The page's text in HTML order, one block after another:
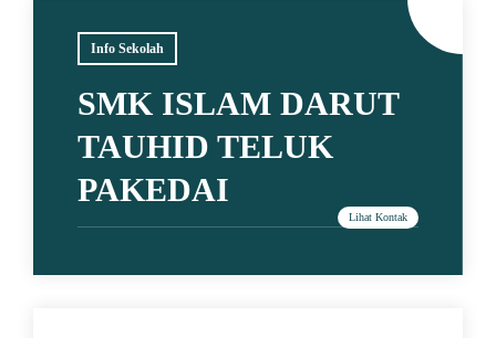
Info Sekolah
SMK ISLAM DARUT
TAUHID TELUK
PAKEDAI